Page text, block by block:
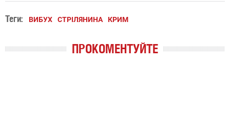
Теги: ВИБУХ СТРІЛЯНИНА КРИМ
ПРОКОМЕНТУЙТЕ